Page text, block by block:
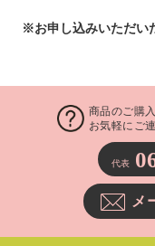
※お申し込みいただい
商品のご購
お気軽にご
代表
メ